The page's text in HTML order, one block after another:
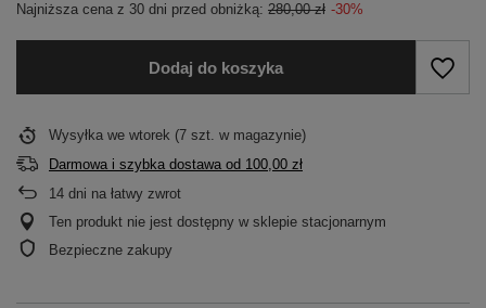
Najniższa cena z 30 dni przed obniżką: 280,00 zł -30%
Dodaj do koszyka
Wysyłka we wtorek (7 szt. w magazynie)
Darmowa i szybka dostawa od 100,00 zł
14 dni na łatwy zwrot
Ten produkt nie jest dostępny w sklepie stacjonarnym
Bezpieczne zakupy